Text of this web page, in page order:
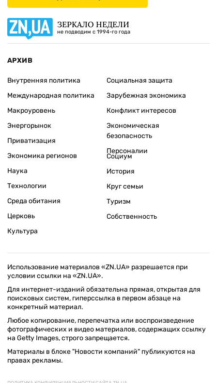
ЗЕРКАЛО НЕДЕЛИ
не подводим с 1994-го года
АРХИВ
Внутренняя политика
Международная политика
Макроуровень
Энергорынок
Приватизация
Экономика регионов
Социальная защита
Зарубежная экономика
Конфликт интересов
Экономическая
безопасность
Персоналии
Наука
Технологии
Среда обитания
Церковь
Культура
Социум
История
Круг семьи
Туризм
Собственность
Использование материалов «ZN.UA» разрешается при
условии ссылки на «ZN.UA».
Для интернет-изданий обязательна прямая, открытая для
поисковых систем, гиперссылка в первом абзаце на
конкретный материал.
Любое копирование, перепечатка или воспроизведение
фотографических и видео материалов, содержащих ссылку
на Getty Images, строго запрещается.
Материалы в блоке "Новости компаний" публикуются на
правах рекламы.